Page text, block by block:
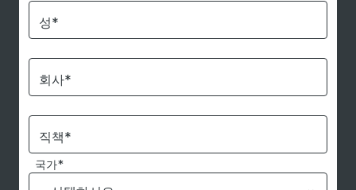
성*
회사*
직책*
국가*